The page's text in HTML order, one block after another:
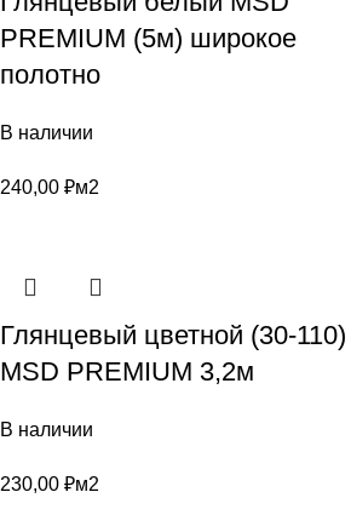
PREMIUM (5м) широкое
полотно
В наличии
240,00 ₽м2
Глянцевый цветной (30-110)
MSD PREMIUM 3,2м
В наличии
230,00 ₽м2